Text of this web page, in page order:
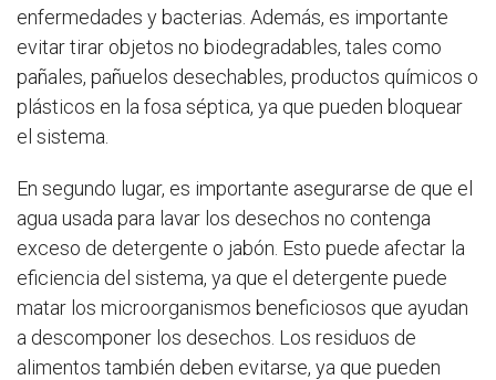
enfermedades y bacterias. Además, es importante
evitar tirar objetos no biodegradables, tales como
pañales, pañuelos desechables, productos químicos o
plásticos en la fosa séptica, ya que pueden bloquear
el sistema.
En segundo lugar, es importante asegurarse de que el
agua usada para lavar los desechos no contenga
exceso de detergente o jabón. Esto puede afectar la
eficiencia del sistema, ya que el detergente puede
matar los microorganismos beneficiosos que ayudan
a descomponer los desechos. Los residuos de
alimentos también deben evitarse, ya que pueden